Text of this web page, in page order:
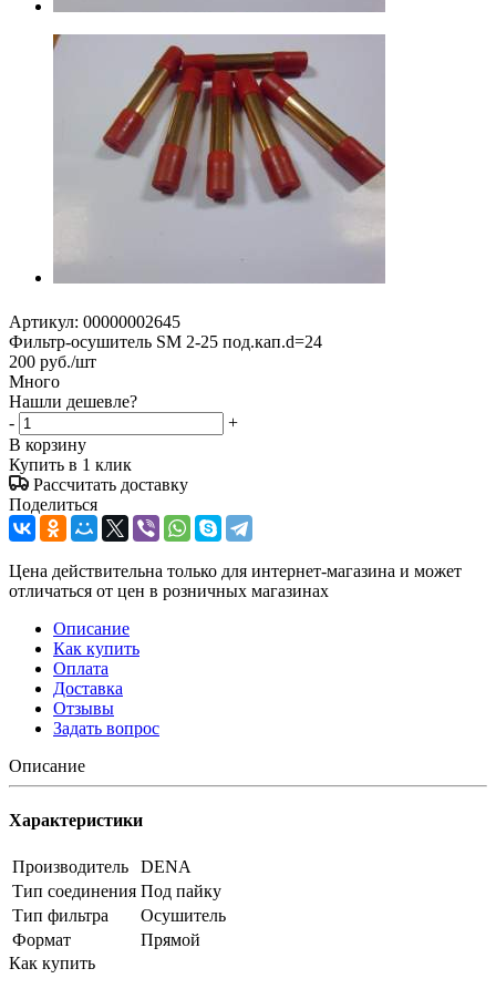
Артикул: 00000002645
Фильтр-осушитель SM 2-25 под.кап.d=24
200 руб./шт
Много
Нашли дешевле?
-
+
В корзину
Купить в 1 клик
Рассчитать доставку
Поделиться
Цена действительна только для интернет-магазина и может
отличаться от цен в розничных магазинах
Описание
Как купить
Оплата
Доставка
Отзывы
Задать вопрос
Описание
Характеристики
Производитель
DENA
Тип соединения Под пайку
Тип фильтра
Осушитель
Формат
Прямой
Как купить